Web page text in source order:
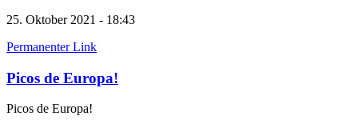
25. Oktober 2021 - 18:43
Permanenter Link
Picos de Europa!
Picos de Europa!